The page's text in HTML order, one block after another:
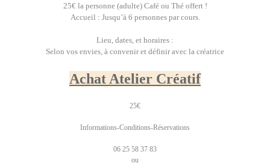
25€ la personne (adulte) Café ou Thé offert !
Accueil : Jusqu’à 6 personnes par cours.
Lieu, dates, et horaires :
Selon vos envies, à convenir et définir avec la créatrice
Achat Atelier Créatif
25€
Informations-Conditions-Réservations
06 25 58 37 83
ou